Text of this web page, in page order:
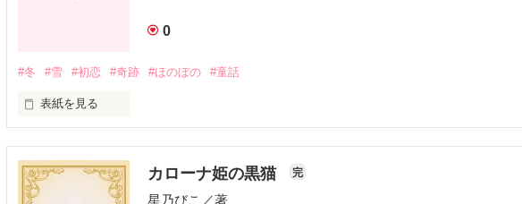
0
#冬 #雪 #初恋 #奇跡 #ほのぼの #童話
表紙を見る
～寒い冬の日に心が温まるお話をお送りします～
カローナ姫の黒猫 完
星乃びこ ／著